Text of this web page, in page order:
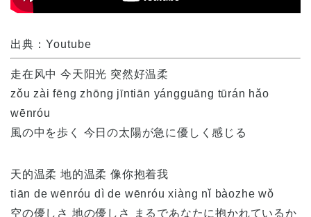
出典：Youtube
走在风中 今天阳光 突然好温柔
zǒu zài fēng zhōng jīntiān yángguāng tūrán hǎo
wēnróu
風の中を歩く 今日の太陽が急に優しく感じる
天的温柔 地的温柔 像你抱着我
tiān de wēnróu dì de wēnróu xiàng nǐ bàozhe wǒ
空の優しさ 地の優しさ まるであなたに抱かれているか